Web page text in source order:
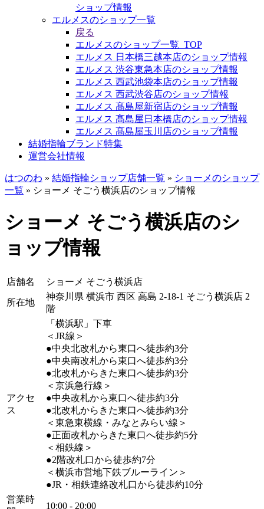
ショップ情報
エルメスのショップ一覧
戻る
エルメスのショップ一覧_TOP
エルメス 日本橋三越本店のショップ情報
エルメス 渋谷東急本店のショップ情報
エルメス 西武池袋本店のショップ情報
エルメス 西武渋谷店のショップ情報
エルメス 髙島屋新宿店のショップ情報
エルメス 髙島屋日本橋店のショップ情報
エルメス 髙島屋玉川店のショップ情報
結婚指輪ブランド特集
運営会社情報
はつのわ » 結婚指輪ショップ店舗一覧 » ショーメのショップ
一覧 » ショーメ そごう横浜店のショップ情報
ショーメ そごう横浜店のシ
ョップ情報
店舗名 ショーメ そごう横浜店
所在地
神奈川県 横浜市 西区 高島 2-18-1 そごう横浜店 2
階
アクセ
ス
「横浜駅」下車
＜JR線＞
●中央北改札から東口へ徒歩約3分
●中央南改札から東口へ徒歩約3分
●北改札からきた東口へ徒歩約3分
＜京浜急行線＞
●中央改札から東口へ徒歩約3分
●北改札からきた東口へ徒歩約3分
＜東急東横線・みなとみらい線＞
●正面改札からきた東口へ徒歩約5分
＜相鉄線＞
●2階改札口から徒歩約7分
＜横浜市営地下鉄ブルーライン＞
●JR・相鉄連絡改札口から徒歩約10分
営業時
10:00 - 20:00